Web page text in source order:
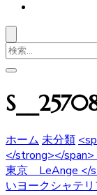
検
索
象:
ホーム 未分類
</strong></
東京 LeAnge </
いヨークシャテ